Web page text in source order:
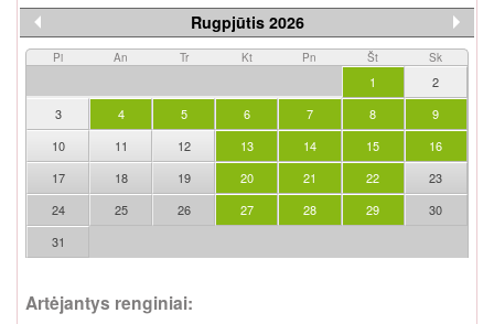
Rugpjūtis 2026
Pi An Tr Kt Pn Št Sk
1
2
3
4 5 6 7 8
9
10
11 12 13 14 15
16
17
18 19 20 21 22
23
24
25 26 27 28 29
30
31
Artėjantys renginiai: